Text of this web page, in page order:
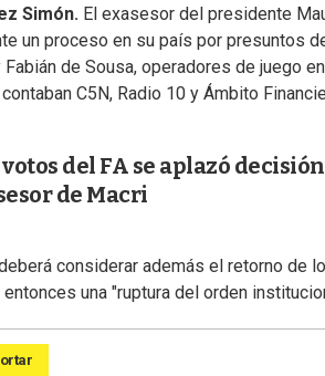
Simón. El exasesor del presidente
un proceso en su país por presuntos
de Sousa, operadores de juego
C5N, Radio 10 y Ámbito
votos del FA se aplazó
de Macri
considerar además el retorno de
una "ruptura del orden